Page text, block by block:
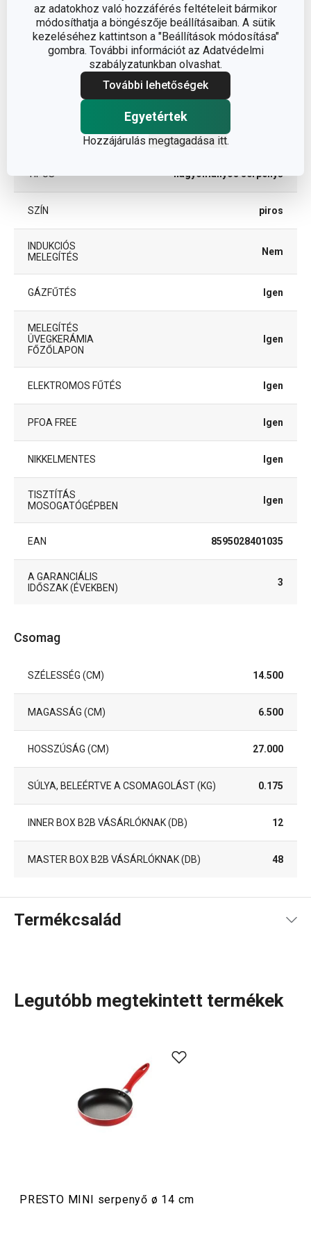
az adatokhoz való hozzáférés feltételeit bármikor
módosíthatja a böngészője beállításaiban. A sütik
kezeléséhez kattintson a "Beállítások módosítása"
gombra. További információt az Adatvédelmi
szabályzatunkban olvashat.
További lehetőségek
Egyetértek
Hozzájárulás megtagadása itt.
BESOROLÁS serpenyő
SÜTŐBE ALKALMAS
TERMÉKCSALÁD PRESTO MINI
TÍPUS hagyományos serpenyő
SZÍN piros
INDUKCIÓS
MELEGÍTÉS
Nem
GÁZFŰTÉS Igen
MELEGÍTÉS
ÜVEGKERÁMIA
FŐZŐLAPON
Igen
ELEKTROMOS FŰTÉS Igen
PFOA FREE Igen
NIKKELMENTES Igen
TISZTÍTÁS
MOSOGATÓGÉPBEN
Igen
EAN 8595028401035
A GARANCIÁLIS
IDŐSZAK (ÉVEKBEN)
3
Csomag
SZÉLESSÉG (CM) 14.500
MAGASSÁG (CM) 6.500
HOSSZÚSÁG (CM) 27.000
SÚLYA, BELEÉRTVE A CSOMAGOLÁST (KG) 0.175
INNER BOX B2B VÁSÁRLÓKNAK (DB) 12
MASTER BOX B2B VÁSÁRLÓKNAK (DB) 48
Termékcsalád
tartalmaz, amelyek egy adag finom
ételek elkészítéséhez ideálisak. Készíthetsz bennük
például tükörtojást, palacsintát, egy adag húst vagy olajban
sütött pirítóst. Az edények kiváló minőségű
tapadásmentes bevonattal vannak ellátva.
Legutóbb megtekintett termékek
PRESTO MINI serpenyő ø 14 cm